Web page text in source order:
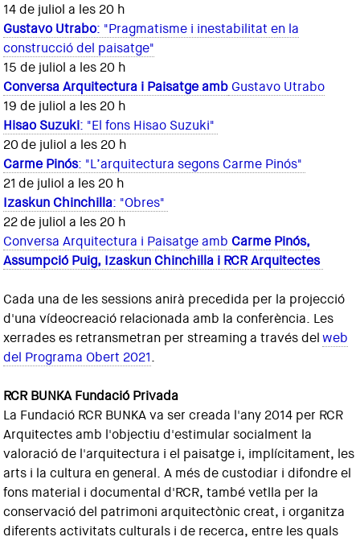
14 de juliol a les 20 h
Gustavo Utrabo: "Pragmatisme i inestabilitat en la
construcció del paisatge"
15 de juliol a les 20 h
Conversa Arquitectura i Paisatge amb Gustavo Utrabo
19 de juliol a les 20 h
Hisao Suzuki: "El fons Hisao Suzuki"
20 de juliol a les 20 h
Carme Pinós: "L’arquitectura segons Carme Pinós"
21 de juliol a les 20 h
Izaskun Chinchilla: "Obres"
22 de juliol a les 20 h
Conversa Arquitectura i Paisatge amb Carme Pinós,
Assumpció Puig, Izaskun Chinchilla i RCR Arquitectes
Cada una de les sessions anirà precedida per la projecció
d'una vídeocreació relacionada amb la conferència. Les
xerrades es retransmetran per streaming a través delweb
del Programa Obert 2021.
RCR BUNKA Fundació Privada
La Fundació RCR BUNKA va ser creada l'any 2014 per RCR
Arquitectes amb l'objectiu d'estimular socialment la
valoració de l'arquitectura i el paisatge i, implícitament, les
arts i la cultura en general. A més de custodiar i difondre el
fons material i documental d'RCR, també vetlla per la
conservació del patrimoni arquitectònic creat, i organitza
diferents activitats culturals i de recerca, entre les quals